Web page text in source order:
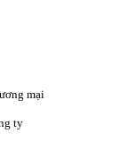
mại
ty